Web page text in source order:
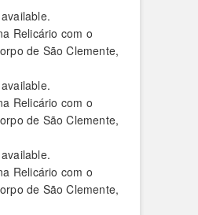
Relicário com o
de São Clemente,
Relicário com o
de São Clemente,
Relicário com o
de São Clemente,